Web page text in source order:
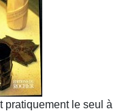
pratiquement le seul à